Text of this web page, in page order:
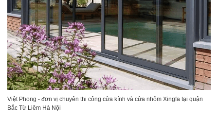
Việt Phong - đơn vị chuyên thi công cửa kính và cửa nhôm Xingfa tại quận
Bắc Từ Liêm Hà Nội